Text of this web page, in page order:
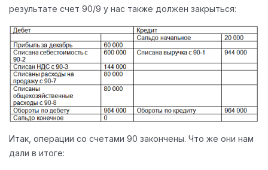
результате счет 90/9 у нас также должен закрыться:
Итак, операции со счетами 90 закончены. Что же они нам
дали в итоге: